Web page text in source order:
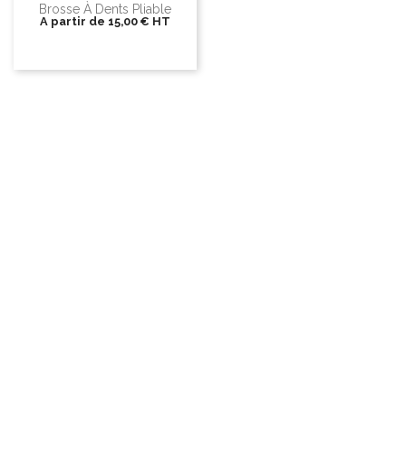
Brosse À Dents Pliable
A partir de 15,00 € HT